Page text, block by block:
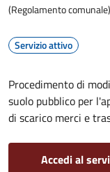
(Regolamento comunale)
Servizio attivo
Procedimento di
suolo pubblico per
di scarico merci e
Accedi al